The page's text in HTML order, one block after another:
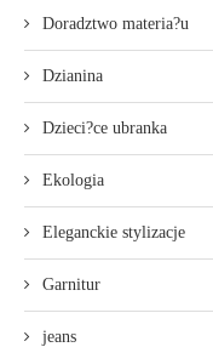
Doradztwo materia?u
Dzianina
Dzieci?ce ubranka
Ekologia
Eleganckie stylizacje
Garnitur
jeans